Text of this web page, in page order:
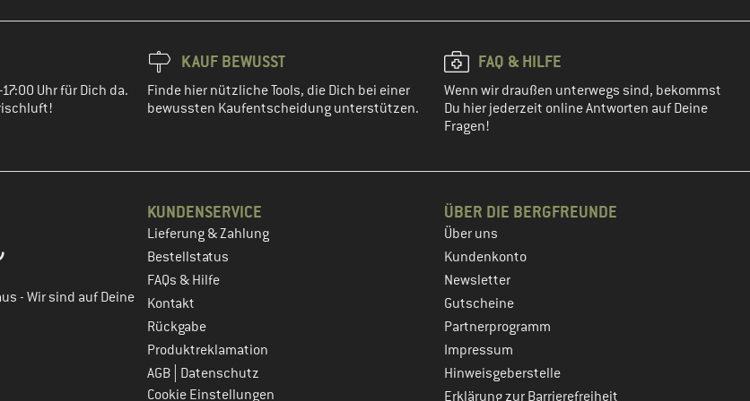
Uhr für Dich da.
KAUF BEWUSST
Finde hier nützliche Tools, die Dich bei einer
bewussten Kaufentscheidung unterstützen.
FAQ & HILFE
Wenn wir draußen unterwegs sind, bekommst
Du hier jederzeit online Antworten auf Deine
Fragen!
- Wir sind auf Deine
KUNDENSERVICE
Lieferung & Zahlung
Bestellstatus
FAQs & Hilfe
Kontakt
Rückgabe
Produktreklamation
AGB Datenschutz
Cookie Einstellungen
ÜBER DIE BERGFREUNDE
Über uns
Kundenkonto
Newsletter
Gutscheine
Partnerprogramm
Impressum
Hinweisgeberstelle
Erklärung zur Barrierefreiheit